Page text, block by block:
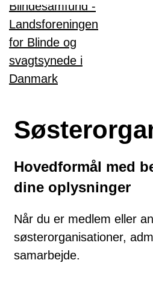
Gå til hovedindhold
Hovedformål med
dine oplysninger
Når du er medlem eller
søsterorganisationer,
samarbejde.